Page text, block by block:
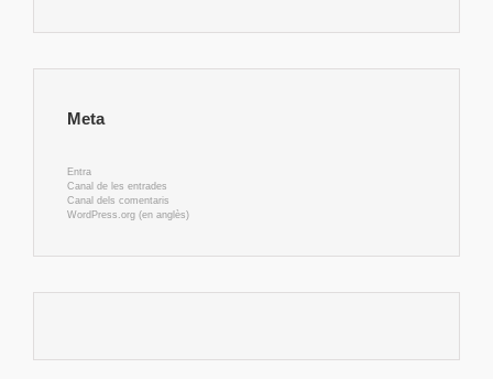
Meta
Entra
Canal de les entrades
Canal dels comentaris
WordPress.org (en anglès)